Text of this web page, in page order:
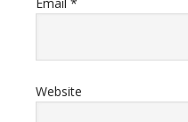
Website